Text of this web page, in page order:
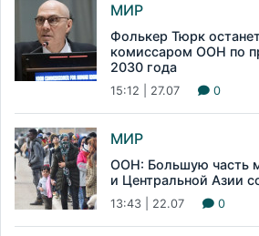
МИР
Фолькер Тюрк
комиссаром ООН по
2030 года
15:12 | 27.07 0
МИР
ООН: Большую часть
и Центральной Азии
13:43 | 22.07 0